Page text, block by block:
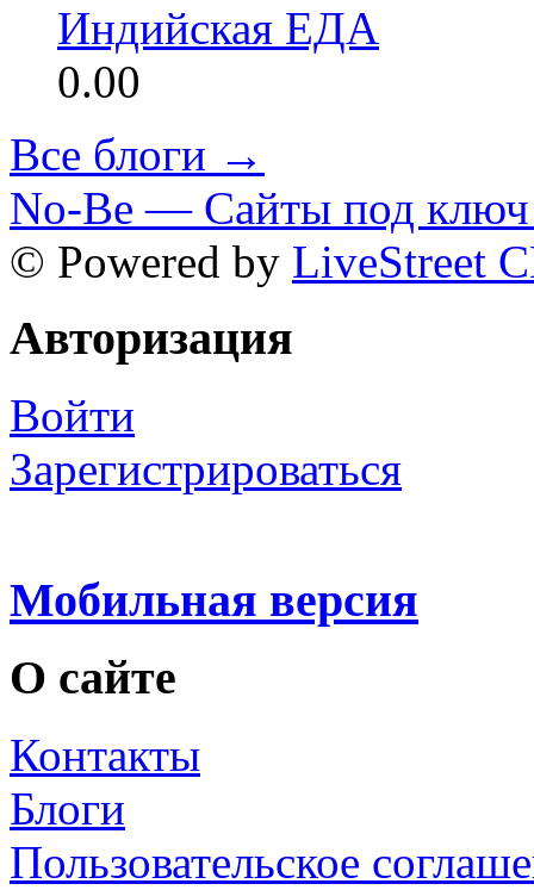
Индийская ЕДА
0.00
Все блоги →
No-Be — Сайты под ключ
© Powered by LiveStreet
Авторизация
Войти
Зарегистрироваться
Мобильная версия
О сайте
Контакты
Блоги
Пользовательское